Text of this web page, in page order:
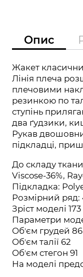
Опис
Жакет
Лінія плеча
плечовими
резинкою по
ступінь
два ґудзики,
Рукав
підкладці,
До складу
Viscose-36%,
Підкладка:
Розмірний ряд:
Зріст моделі
Параметри
Обʼєм грудей 86
Обʼєм талії 62
Обʼєм стегон 91
На моделі